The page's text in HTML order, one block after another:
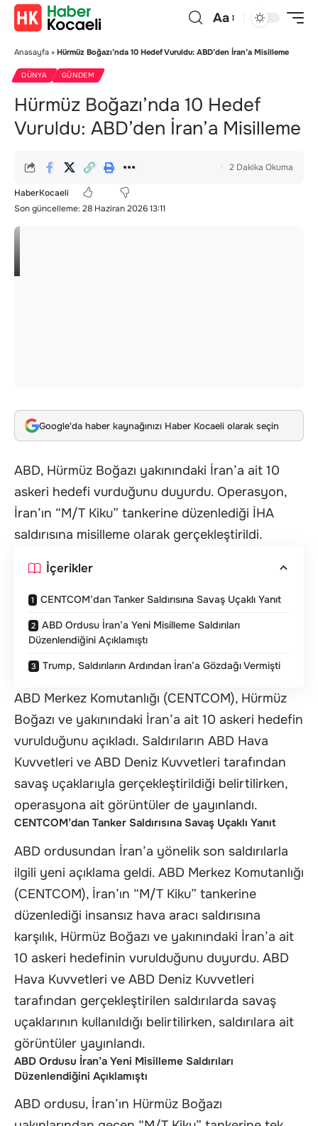
Aa
Anasayfa » Hürmüz Boğazı’nda 10 Hedef Vuruldu: ABD’den İran’a Misilleme
DÜNYA GÜNDEM
Hürmüz Boğazı’nda 10 Hedef
Vuruldu: ABD’den İran’a Misilleme
Son güncelleme: 28 Haziran 2026 13:11
HaberKocaeli
2 Dakika Okuma
Google'da haber kaynağınızı Haber Kocaeli olarak seçin
ABD, Hürmüz Boğazı yakınındaki İran’a ait 10
askeri hedefi vurduğunu duyurdu. Operasyon,
İran’ın “M/T Kiku” tankerine düzenlediği İHA
saldırısına misilleme olarak gerçekleştirildi.
İçerikler
CENTCOM’dan Tanker Saldırısına Savaş Uçaklı Yanıt
ABD Ordusu İran’a Yeni Misilleme Saldırıları
Düzenlendiğini Açıklamıştı
Trump, Saldırıların Ardından İran’a Gözdağı Vermişti
ABD Merkez Komutanlığı (CENTCOM), Hürmüz
Boğazı ve yakınındaki İran’a ait 10 askeri hedefin
vurulduğunu açıkladı. Saldırıların ABD Hava
Kuvvetleri ve ABD Deniz Kuvvetleri tarafından
savaş uçaklarıyla gerçekleştirildiği belirtilirken,
operasyona ait görüntüler de yayınlandı.
CENTCOM’dan Tanker Saldırısına Savaş Uçaklı Yanıt
ABD ordusundan İran’a yönelik son saldırılarla
ilgili yeni açıklama geldi. ABD Merkez Komutanlığı
(CENTCOM), İran’ın “M/T Kiku” tankerine
düzenlediği insansız hava aracı saldırısına
karşılık, Hürmüz Boğazı ve yakınındaki İran’a ait
10 askeri hedefinin vurulduğunu duyurdu. ABD
Hava Kuvvetleri ve ABD Deniz Kuvvetleri
tarafından gerçekleştirilen saldırılarda savaş
uçaklarının kullanıldığı belirtilirken, saldırılara ait
görüntüler yayınlandı.
ABD Ordusu İran’a Yeni Misilleme Saldırıları
Düzenlendiğini Açıklamıştı
ABD ordusu, İran’ın Hürmüz Boğazı